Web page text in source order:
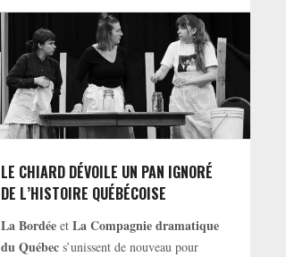
LE CHIARD DÉVOILE UN PAN IGNORÉ
DE L’HISTOIRE QUÉBÉCOISE
La Bordée etLa Compagnie dramatique
du Québec s’unissent de nouveau pour